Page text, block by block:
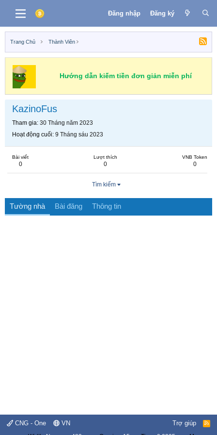
Đăng nhập Đăng ký
Trang Chủ Thành Viên
Hướng dẫn kiếm tiền đơn giản miễn phí
KazinoFus
Tham gia 30 Tháng năm 2023
Hoạt động cuối 9 Tháng sáu 2023
Bài viết
0
Lượt thích
0
VNB Token
0
Tìm kiếm
Tường nhà Bài đăng Thông tin
CNG - One VN Trợ giúp
R